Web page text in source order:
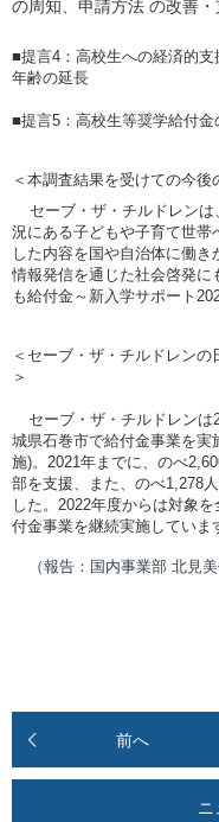
の周知、申請方法 の改善
■提言4 ： 高校生への経済的
年齢の延長
■提言5 ：高校生等奨学給付
＜本調査結果を受けての今後
セーブ・ザ・チルドレン
況にある子どもや子育て世
した内容を国や自治体に働
情報発信を通じた社会啓発に
も給付金～新入学サポート
＜セーブ・ザ・チルドレン
＞
セーブ・ザ・チルドレンは
城県石巻市で給付金事業を実
施)。 2021年までに、のべ
部を支援、また、のべ1,278
した。 2022年度からは対象
付金事業を継続実施していま
（報告：国内事業部 北見美
前へ
ニ